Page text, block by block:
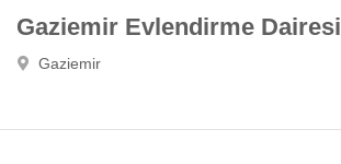
Gaziemir Evlendirme Dairesi
Gaziemir